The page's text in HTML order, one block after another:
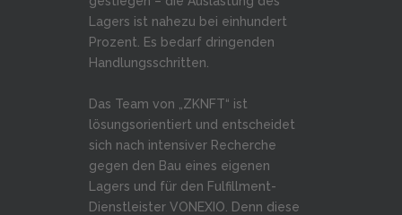
Lagers ist nahezu bei einhundert
Prozent. Es bedarf dringenden
Handlungsschritten.
Das Team von „ZKNFT“ ist
lösungsorientiert und entscheidet
sich nach intensiver Recherche
gegen den Bau eines eigenen
Lagers und für den Fulfillment-
Dienstleister VONEXIO. Denn diese